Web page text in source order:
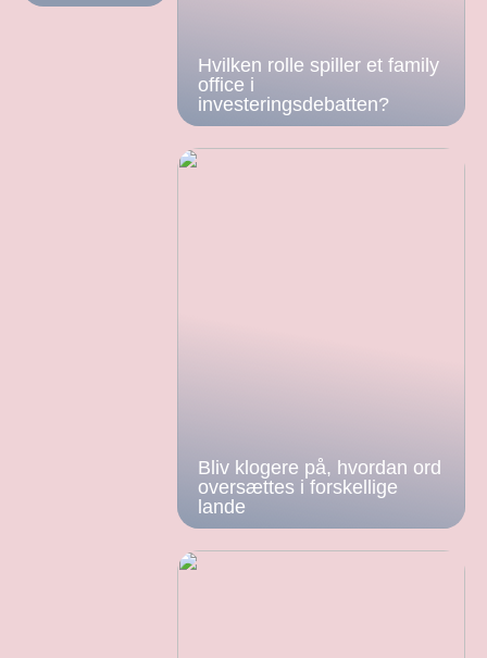
Hvilken rolle spiller et family
office i
investeringsdebatten?
Bliv klogere på, hvordan ord
oversættes i forskellige
lande